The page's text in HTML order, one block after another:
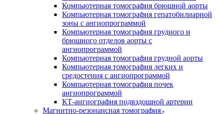
Компьютерная томография брюшной аорты
Компьютерная томография гепатобилиарной
зоны с ангиопрограммой
Компьютерная томография грудного и
брюшного отделов аорты с
ангиопрограммой
Компьютерная томография грудной аорты
Компьютерная томография легких и
средостения с ангиопрограммой
Компьютерная томография почек
ангиопрограммой
КТ-ангиография подвздошной артерии
Магнитно-резонансная томография